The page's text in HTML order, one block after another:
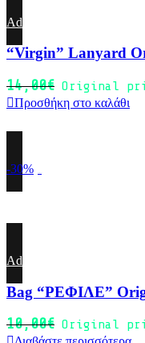
Add to wishlist
“Virgin” Lanyard
14,00€ Original
Προσθήκη στο καλάθι
-30%
Add to wishlist
Bag “ΡΕΦΙΛΕ”
10,00€ Original